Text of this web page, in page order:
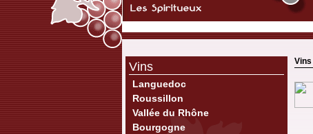
Vins
Languedoc
Roussillon
Vallée du Rhône
Bourgogne
Vins